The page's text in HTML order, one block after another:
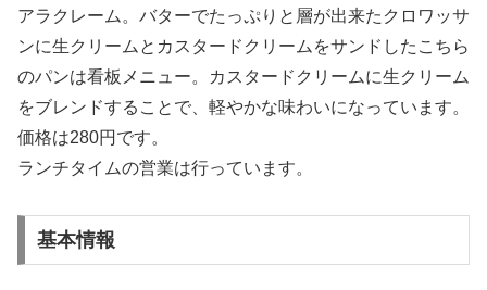
アラクレーム。バターでたっぷりと層が出来たクロワッサ
ンに生クリームとカスタードクリームをサンドしたこちら
のパンは看板メニュー。カスタードクリームに生クリーム
をブレンドすることで、軽やかな味わいになっています。
価格は280円です。
ランチタイムの営業は行っています。
基本情報